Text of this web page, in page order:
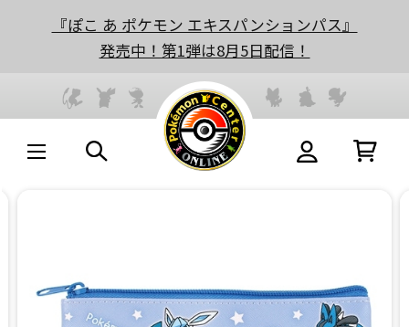
『ぽこ あ ポケモン エキスパンションパス』
発売中！第1弾は8月5日配信！